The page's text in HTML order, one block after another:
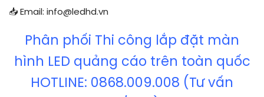
📥 Email: info@ledhd.vn
Phân phối Thi công lắp đặt màn
hình LED quảng cáo trên toàn quốc
HOTLINE: 0868.009.008 (Tư vấn